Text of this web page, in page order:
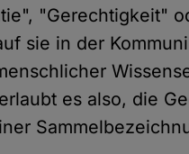
"Gerechtigkeit"
sie in der
es also, die